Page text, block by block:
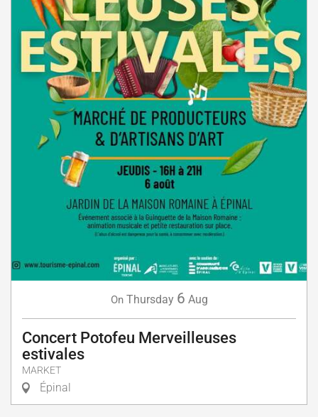
On Thursday 6 Aug
Concert Potofeu Merveilleuses
estivales
MARKET
Épinal